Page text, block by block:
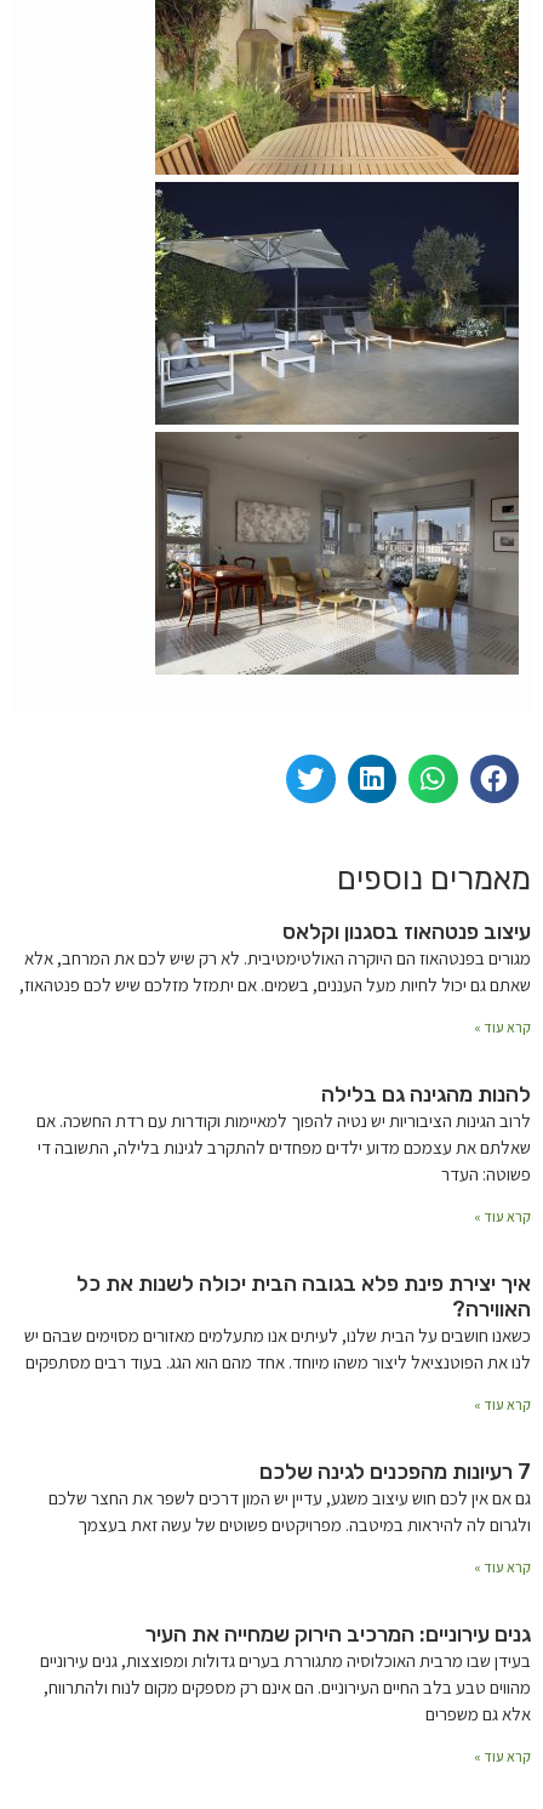
מאמרים נוספים
עיצוב פנטהאוז בסגנון וקלאס
מגורים בפנטהאוז הם היוקרה האולטימטיבית. לא רק שיש לכם את המרחב, אלא
שאתם גם יכול לחיות מעל העננים, בשמים. אם יתמזל מזלכם שיש לכם פנטהאוז,
קרא עוד »
להנות מהגינה גם בלילה
לרוב הגינות הציבוריות יש נטיה להפוך למאיימות וקודרות עם רדת החשכה. אם
שאלתם את עצמכם מדוע ילדים מפחדים להתקרב לגינות בלילה, התשובה די
פשוטה: העדר
קרא עוד »
איך יצירת פינת פלא בגובה הבית יכולה לשנות את כל
האווירה?
כשאנו חושבים על הבית שלנו, לעיתים אנו מתעלמים מאזורים מסוימים שבהם יש
לנו את הפוטנציאל ליצור משהו מיוחד. אחד מהם הוא הגג. בעוד רבים מסתפקים
קרא עוד »
7 רעיונות מהפכנים לגינה שלכם
גם אם אין לכם חוש עיצוב משגע, עדיין יש המון דרכים לשפר את החצר שלכם
ולגרום לה להיראות במיטבה. מפרויקטים פשוטים של עשה זאת בעצמך
קרא עוד »
גנים עירוניים: המרכיב הירוק שמחייה את העיר
בעידן שבו מרבית האוכלוסיה מתגוררת בערים גדולות ומפוצצות, גנים עירוניים
מהווים טבע בלב החיים העירוניים. הם אינם רק מספקים מקום לנוח ולהתרווח,
אלא גם משפרים
קרא עוד »